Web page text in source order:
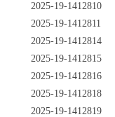
2025-19-1412810
2025-19-1412811
2025-19-1412814
2025-19-1412815
2025-19-1412816
2025-19-1412818
2025-19-1412819